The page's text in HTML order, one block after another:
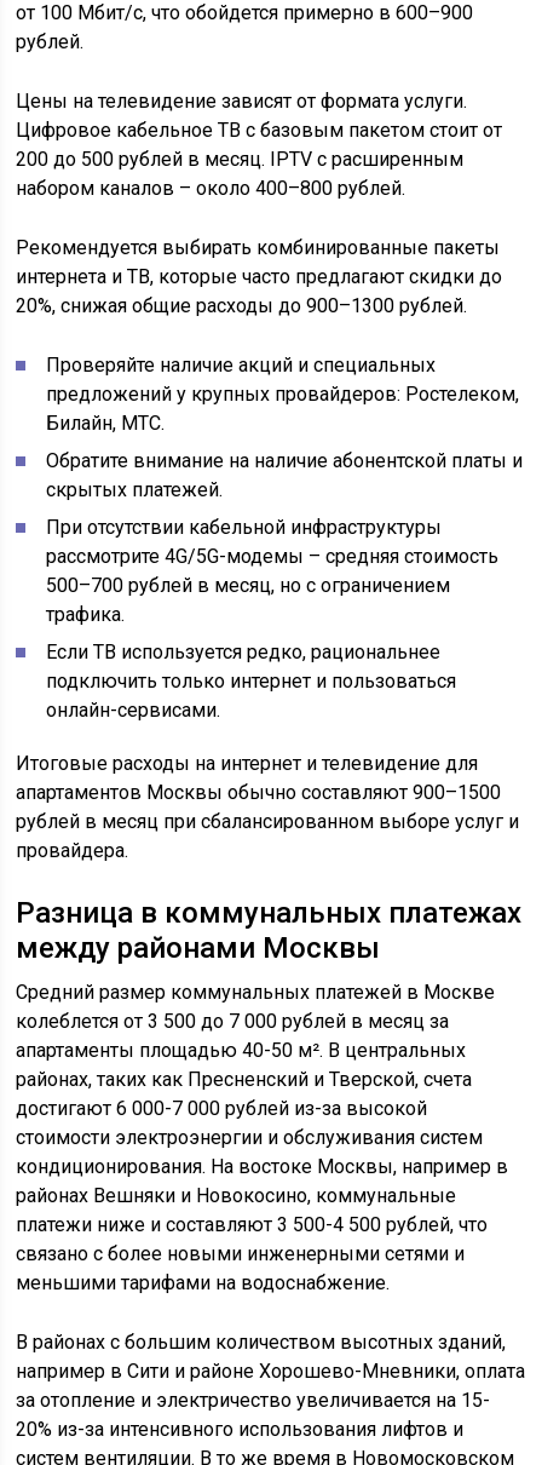
от 100 Мбит/с, что обойдется примерно в 600–900
рублей.
Цены на телевидение зависят от формата услуги.
Цифровое кабельное ТВ с базовым пакетом стоит от
200 до 500 рублей в месяц. IPTV с расширенным
набором каналов – около 400–800 рублей.
Рекомендуется выбирать комбинированные пакеты
интернета и ТВ, которые часто предлагают скидки до
20%, снижая общие расходы до 900–1300 рублей.
Проверяйте наличие акций и специальных
предложений у крупных провайдеров: Ростелеком,
Билайн, МТС.
Обратите внимание на наличие абонентской платы и
скрытых платежей.
При отсутствии кабельной инфраструктуры
рассмотрите 4G/5G-модемы – средняя стоимость
500–700 рублей в месяц, но с ограничением
трафика.
Если ТВ используется редко, рациональнее
подключить только интернет и пользоваться
онлайн-сервисами.
Итоговые расходы на интернет и телевидение для
апартаментов Москвы обычно составляют 900–1500
рублей в месяц при сбалансированном выборе услуг и
провайдера.
Разница в коммунальных платежах
между районами Москвы
Средний размер коммунальных платежей в Москве
колеблется от 3 500 до 7 000 рублей в месяц за
апартаменты площадью 40-50 м². В центральных
районах, таких как Пресненский и Тверской, счета
достигают 6 000-7 000 рублей из-за высокой
стоимости электроэнергии и обслуживания систем
кондиционирования. На востоке Москвы, например в
районах Вешняки и Новокосино, коммунальные
платежи ниже и составляют 3 500-4 500 рублей, что
связано с более новыми инженерными сетями и
меньшими тарифами на водоснабжение.
В районах с большим количеством высотных зданий,
например в Сити и районе Хорошево-Мневники, оплата
за отопление и электричество увеличивается на 15-
20% из-за интенсивного использования лифтов и
систем вентиляции. В то же время в Новомосковском